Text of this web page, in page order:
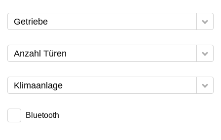
Getriebe
Anzahl Türen
Klimaanlage
Bluetooth